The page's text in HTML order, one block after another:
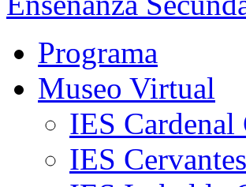
Programa
Museo Virtual
IES Cardenal
IES Cervantes